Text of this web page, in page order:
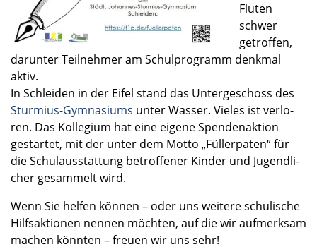
Fluten
schwer
getrof­fen,
darun­ter Teilneh­mer am Schul­pro­gramm denkmal
aktiv.
In Schlei­den in der Eifel stand das Unter­ge­schoss des
Sturmius-Gymnasiums unter Wasser. Vieles ist verlo­
ren. Das Kolle­gium hat eine eigene Spenden­ak­tion
gestar­tet, mit der unter dem Motto „Füller­pa­ten“ für
die Schul­aus­stat­tung betrof­fe­ner Kinder und Jugend­li­
cher gesam­melt wird.
Wenn Sie helfen können – oder uns weitere schuli­sche
Hilfs­ak­tio­nen nennen möchten, auf die wir aufmerk­sam
machen könnten – freuen wir uns sehr!